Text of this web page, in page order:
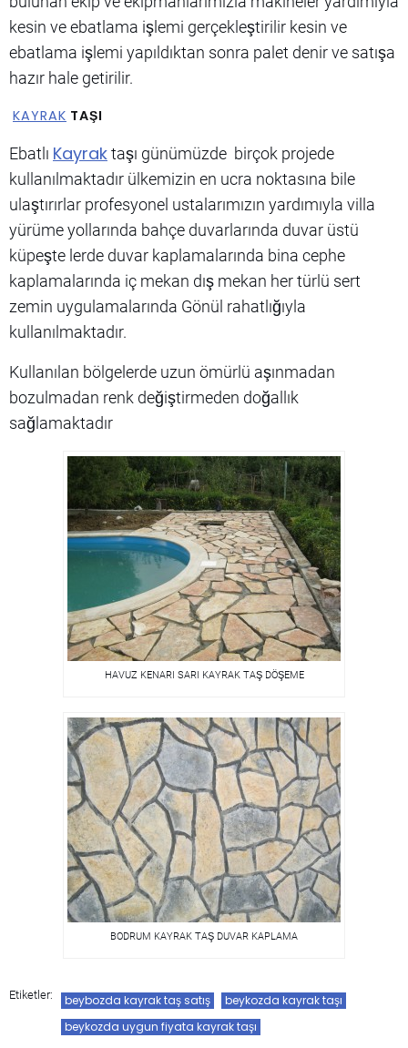
kesin ve ebatlama işlemi gerçekleştirilir kesin ve
ebatlama işlemi yapıldıktan sonra palet denir ve satışa
hazır hale getirilir.
KAYRAK TAŞI
Ebatlı Kayraktaşı günümüzde birçok projede
kullanılmaktadır ülkemizin en ucra noktasına bile
ulaştırırlar profesyonel ustalarımızın yardımıyla villa
yürüme yollarında bahçe duvarlarında duvar üstü
küpeşte lerde duvar kaplamalarında bina cephe
kaplamalarında iç mekan dış mekan her türlü sert
zemin uygulamalarında Gönül rahatlığıyla
kullanılmaktadır.
Kullanılan bölgelerde uzun ömürlü aşınmadan
bozulmadan renk değiştirmeden doğallık
sağlamaktadır
HAVUZ KENARI SARI KAYRAK TAŞ DÖŞEME
BODRUM KAYRAK TAŞ DUVAR KAPLAMA
Etiketler: beybozda kayrak taş satış
beykozda kayrak taşı
beykozda uygun fiyata kayrak taşı